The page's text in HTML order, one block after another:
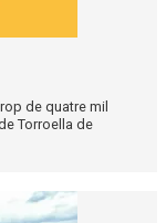
de quatre mil
Torroella de